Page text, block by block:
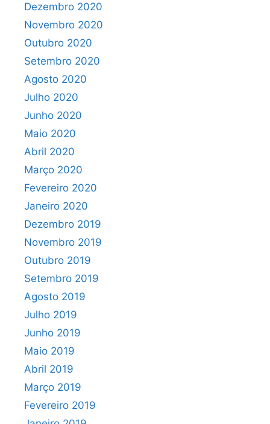
Dezembro 2020
Novembro 2020
Outubro 2020
Setembro 2020
Agosto 2020
Julho 2020
Junho 2020
Maio 2020
Abril 2020
Março 2020
Fevereiro 2020
Janeiro 2020
Dezembro 2019
Novembro 2019
Outubro 2019
Setembro 2019
Agosto 2019
Julho 2019
Junho 2019
Maio 2019
Abril 2019
Março 2019
Fevereiro 2019